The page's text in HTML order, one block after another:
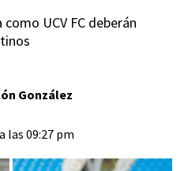
UCV FC deberán
González
las 09:27 pm